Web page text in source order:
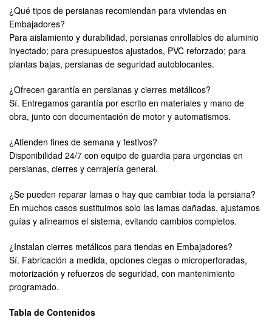
¿Qué tipos de persianas recomiendan para viviendas en
Embajadores?
Para aislamiento y durabilidad, persianas enrollables de aluminio
inyectado; para presupuestos ajustados, PVC reforzado; para
plantas bajas, persianas de seguridad autoblocantes.
¿Ofrecen garantía en persianas y cierres metálicos?
Sí. Entregamos garantía por escrito en materiales y mano de
obra, junto con documentación de motor y automatismos.
¿Atienden fines de semana y festivos?
Disponibilidad 24/7 con equipo de guardia para urgencias en
persianas, cierres y cerrajería general.
¿Se pueden reparar lamas o hay que cambiar toda la persiana?
En muchos casos sustituimos solo las lamas dañadas, ajustamos
guías y alineamos el sistema, evitando cambios completos.
¿Instalan cierres metálicos para tiendas en Embajadores?
Sí. Fabricación a medida, opciones ciegas o microperforadas,
motorización y refuerzos de seguridad, con mantenimiento
programado.
Tabla de Contenidos